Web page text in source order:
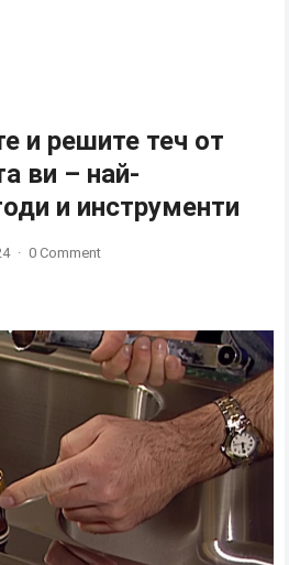
и решите теч от
ви – най-
и инструменти
· 0 Comment